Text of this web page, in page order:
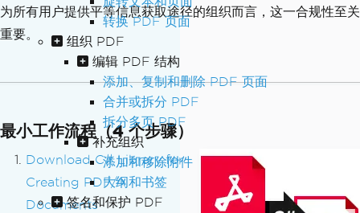
转换 PDF 页面
组织 PDF
编辑 PDF 结构
添加、复制和删除 PDF 页面
合并或拆分 PDF
拆分多页 PDF
补充组织
添加和移除附件
大纲和书签
签名和保护 PDF
为所有用户提供平等信息获取途径的组织而言，这一合规性至关
重要。
最小工作流程（4 个步骤）
Download C# Library for
Creating PDF/A
Documents